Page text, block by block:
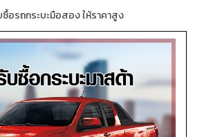
อรถกระบะมือสอง ให้ราคาสูง